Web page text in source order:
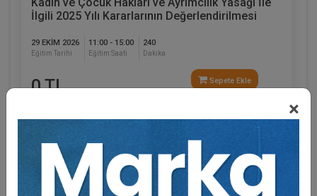
×
İlgili 2025 Yılı Kararlarının Değerlendirilmesi
29 EKIM 2026
Eğitim Tarihi
11:00 - 15:00
Eğitim Saati
240
Dakika
0 TL Sepete Ekle
Hukuk Eğitim
Eğitmen Hakkında